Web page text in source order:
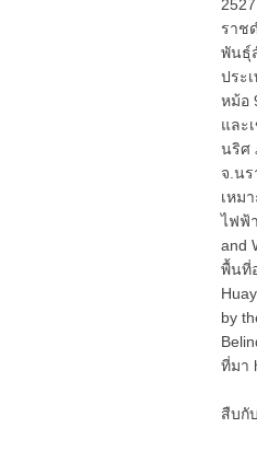
ราช
พันธุ์
ประ
หม้อ
และ
นริศ
จ.น
เหม
ไฟฟ้
and
พื้นที่
by
ที่มา
สืบกั